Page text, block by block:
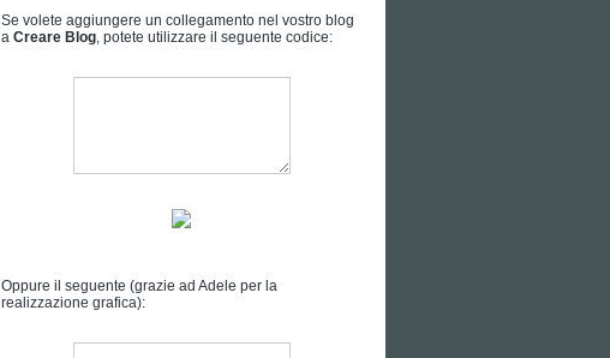
Se volete aggiungere un collegamento nel vostro blog
a Creare Blog, potete utilizzare il seguente codice:
Oppure il seguente (grazie ad Adele per la
realizzazione grafica):